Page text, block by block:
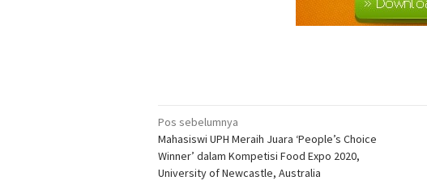
Navigasi
pos
Pos sebelumnya
Mahasiswi UPH Meraih Juara ‘People’s Choice
Winner’ dalam Kompetisi Food Expo 2020,
University of Newcastle, Australia